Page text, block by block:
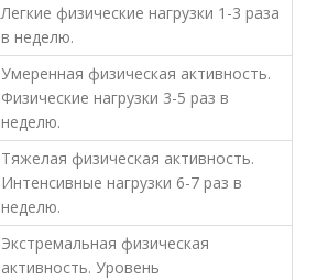
Легкие физические нагрузки 1-3 раза
в неделю.
Умеренная физическая активность.
Физические нагрузки 3-5 раз в
неделю.
Тяжелая физическая активность.
Интенсивные нагрузки 6-7 раз в
неделю.
Экстремальная физическая
активность. Уровень